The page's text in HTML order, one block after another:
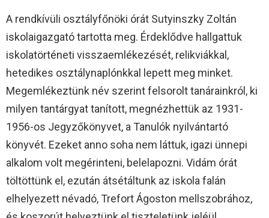
A rendkívüli osztályfőnöki órát Sutyinszky Zoltán
iskolaigazgató tartotta meg. Érdeklődve hallgattuk
iskolatörténeti visszaemlékezését, relikviákkal,
hetedikes osztálynaplónkkal lepett meg minket.
Megemlékeztünk név szerint felsorolt tanárainkról, ki
milyen tantárgyat tanított, megnézhettük az 1931-
1956-os Jegyzőkönyvet, a Tanulók nyilvántartó
könyvét. Ezeket anno soha nem láttuk, igazi ünnepi
alkalom volt megérinteni, belelapozni. Vidám órát
töltöttünk el, ezután átsétáltunk az iskola falán
elhelyezett névadó, Trefort Ágoston mellszobrához,